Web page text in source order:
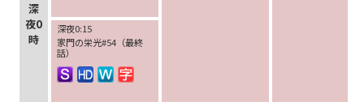
深
夜0
時
深夜0:15
家門の栄光#54（最終
話）